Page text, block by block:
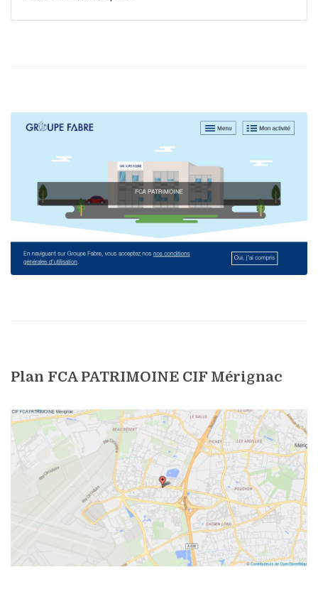
Plan FCA PATRIMOINE CIF Mérignac